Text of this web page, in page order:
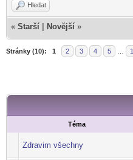
Hledat
« Starší Novější »
Stránky (10): 1 2 3 4 5
Téma
Zdravim všechny